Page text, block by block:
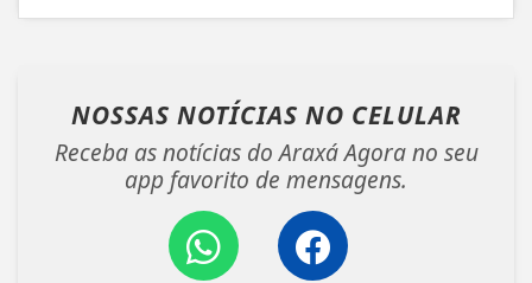
NOSSAS NOTÍCIAS NO CELULAR
Receba as notícias do Araxá Agora no seu
app favorito de mensagens.